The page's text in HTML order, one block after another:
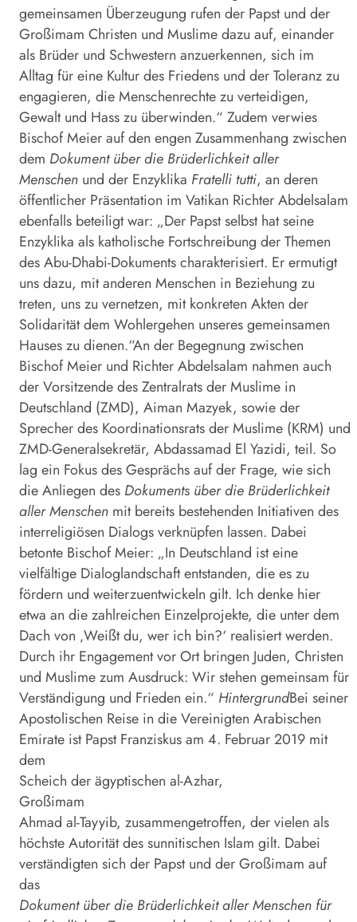
gemeinsamen Überzeugung rufen der Papst und der
Großimam Christen und Muslime dazu auf, einander
als Brüder und Schwestern anzuerkennen, sich im
Alltag für eine Kultur des Friedens und der Toleranz zu
engagieren, die Menschenrechte zu verteidigen,
Gewalt und Hass zu überwinden.“ Zudem verwies
Bischof Meier auf den engen Zusammenhang zwischen
dem Dokument über die Brüderlichkeit aller
Menschen und der Enzyklika Fratelli tutti, an deren
öffentlicher Präsentation im Vatikan Richter Abdelsalam
ebenfalls beteiligt war: „Der Papst selbst hat seine
Enzyklika als katholische Fortschreibung der Themen
des Abu-Dhabi-Dokuments charakterisiert. Er ermutigt
uns dazu, mit anderen Menschen in Beziehung zu
treten, uns zu vernetzen, mit konkreten Akten der
Solidarität dem Wohlergehen unseres gemeinsamen
Hauses zu dienen.“An der Begegnung zwischen
Bischof Meier und Richter Abdelsalam nahmen auch
der Vorsitzende des Zentralrats der Muslime in
Deutschland (ZMD), Aiman Mazyek, sowie der
Sprecher des Koordinationsrats der Muslime (KRM) und
ZMD-Generalsekretär, Abdassamad El Yazidi, teil. So
lag ein Fokus des Gesprächs auf der Frage, wie sich
die Anliegen des Dokuments über die Brüderlichkeit
aller Menschen mit bereits bestehenden Initiativen des
interreligiösen Dialogs verknüpfen lassen. Dabei
betonte Bischof Meier: „In Deutschland ist eine
vielfältige Dialoglandschaft entstanden, die es zu
fördern und weiterzuentwickeln gilt. Ich denke hier
etwa an die zahlreichen Einzelprojekte, die unter dem
Dach von ‚Weißt du, wer ich bin?‘ realisiert werden.
Durch ihr Engagement vor Ort bringen Juden, Christen
und Muslime zum Ausdruck: Wir stehen gemeinsam für
Verständigung und Frieden ein.“ HintergrundBei seiner
Apostolischen Reise in die Vereinigten Arabischen
Emirate ist Papst Franziskus am 4. Februar 2019 mit
dem
Scheich der ägyptischen al-Azhar,
Großimam
Ahmad al-Tayyib, zusammengetroffen, der vielen als
höchste Autorität des sunnitischen Islam gilt. Dabei
verständigten sich der Papst und der Großimam auf
das
Dokument über die Brüderlichkeit aller Menschen für